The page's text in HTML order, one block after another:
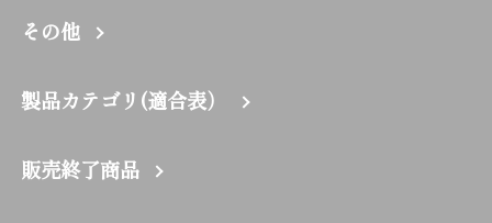
その他
製品カテゴリ(適合表）
販売終了商品